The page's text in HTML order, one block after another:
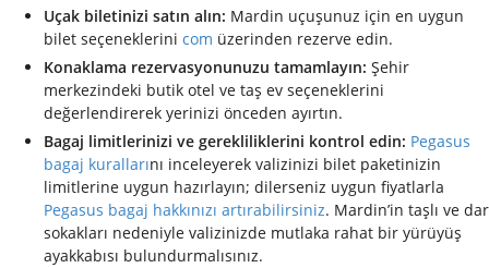
Uçak biletinizi satın alın: Mardin uçuşunuz için en uygun
bilet seçeneklerini com üzerinden rezerve edin.
Konaklama rezervasyonunuzu tamamlayın: Şehir
merkezindeki butik otel ve taş ev seçeneklerini
değerlendirerek yerinizi önceden ayırtın.
Bagaj limitlerinizi ve gerekliliklerini kontrol edin: Pegasus
bagaj kurallarını inceleyerek valizinizi bilet paketinizin
limitlerine uygun hazırlayın; dilerseniz uygun fiyatlarla
Pegasus bagaj hakkınızı artırabilirsiniz. Mardin’in taşlı ve dar
sokakları nedeniyle valizinizde mutlaka rahat bir yürüyüş
ayakkabısı bulundurmalısınız.